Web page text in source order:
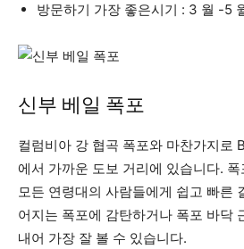
방문하기 가장 좋은시기 : 3 월 -5
신부 베일 폭포
컬럼비아 강 협곡 폭포와 마찬가지로
에서 가까운 도보 거리에 있습니다.
모든 연령대의 사람들에게 쉽고 빠른
어지는 폭포에 감탄하거나 폭포 바닥
내어 가장 잘 볼 수 있습니다.